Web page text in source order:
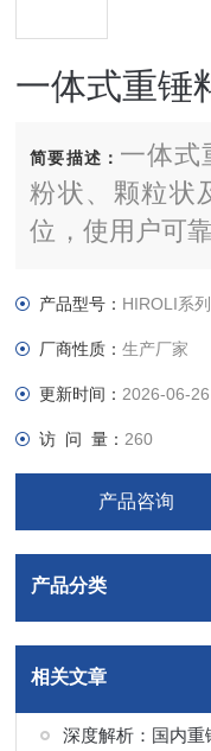
一体式重锤
简要描述： 一体式
粉状、颗粒状
位，使用户可
器的设计吸收
其独特的结构
形式的重锤式
产品型号： HIROLI系列
厂商性质：生产厂家
更新时间： 2026-06-26
访 问 量： 260
产品咨询
产品分类
相关文章